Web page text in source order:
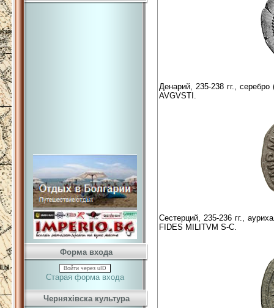
Форма входа
Войти через uID
Старая форма входа
Черняхівска культура
Денарий, 235-238 гг.,
AVGVSTI.
Сестерций, 235-236 гг.,
FIDES MILITVM S-C.